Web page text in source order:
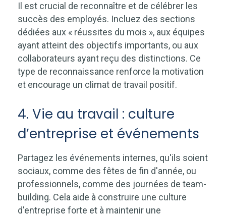
Il est crucial de reconnaître et de célébrer les
succès des employés. Incluez des sections
dédiées aux « réussites du mois », aux équipes
ayant atteint des objectifs importants, ou aux
collaborateurs ayant reçu des distinctions. Ce
type de reconnaissance renforce la motivation
et encourage un climat de travail positif.
4. Vie au travail : culture
d’entreprise et événements
Partagez les événements internes, qu'ils soient
sociaux, comme des fêtes de fin d'année, ou
professionnels, comme des journées de team-
building. Cela aide à construire une culture
d'entreprise forte et à maintenir une